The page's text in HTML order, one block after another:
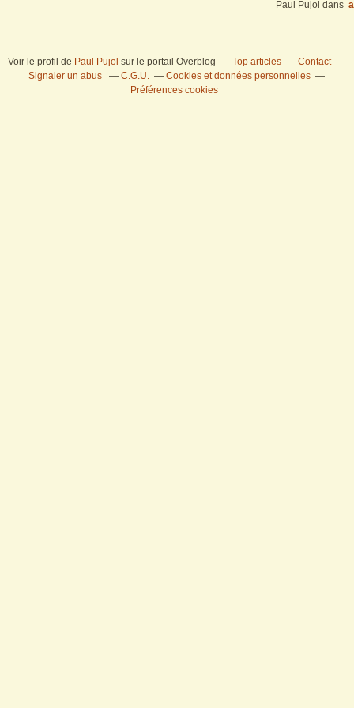
Paul Pujol dans
Voir le profil de Paul Pujol sur le portail Overblog Top articles
Contact
Signaler un abus
C.G.U.
Cookies et données personnelles
Préférences cookies